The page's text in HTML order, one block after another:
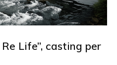
Life”, casting per